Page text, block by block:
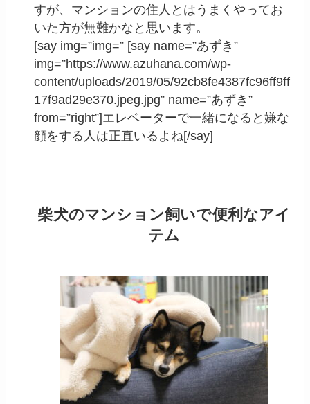
すが、マンションの住人とはうまくやってお
いた方が無難かなと思います。
[say img=”img=” [say name=”あずき”
img=”https://www.azuhana.com/wp-
content/uploads/2019/05/92cb8fe4387fc96ff9ff
17f9ad29e370.jpeg.jpg” name=”あずき”
from=”right”]エレベーターで一緒になると嫌な
顔をする人は正直いるよね[/say]
柴犬のマンション飼いで便利なアイ
テム